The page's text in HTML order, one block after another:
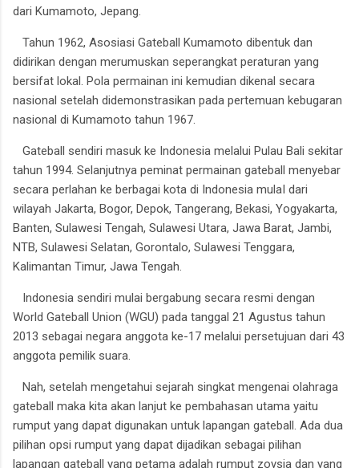
dari Kumamoto, Jepang.
Tahun 1962, Asosiasi Gateball Kumamoto dibentuk dan
didirikan dengan merumuskan seperangkat peraturan yang
bersifat lokal. Pola permainan ini kemudian dikenal secara
nasional setelah didemonstrasikan pada pertemuan kebugaran
nasional di Kumamoto tahun 1967.
Gateball sendiri masuk ke Indonesia melalui Pulau Bali sekitar
tahun 1994. Selanjutnya peminat permainan gateball menyebar
secara perlahan ke berbagai kota di Indonesia mulaI dari
wilayah Jakarta, Bogor, Depok, Tangerang, Bekasi, Yogyakarta,
Banten, Sulawesi Tengah, Sulawesi Utara, Jawa Barat, Jambi,
NTB, Sulawesi Selatan, Gorontalo, Sulawesi Tenggara,
Kalimantan Timur, Jawa Tengah.
Indonesia sendiri mulai bergabung secara resmi dengan
World Gateball Union (WGU) pada tanggal 21 Agustus tahun
2013 sebagai negara anggota ke-17 melalui persetujuan dari 43
anggota pemilik suara.
Nah, setelah mengetahui sejarah singkat mengenai olahraga
gateball maka kita akan lanjut ke pembahasan utama yaitu
rumput yang dapat digunakan untuk lapangan gateball. Ada dua
pilihan opsi rumput yang dapat dijadikan sebagai pilihan
lapangan gateball yang petama adalah rumput zoysia dan yang